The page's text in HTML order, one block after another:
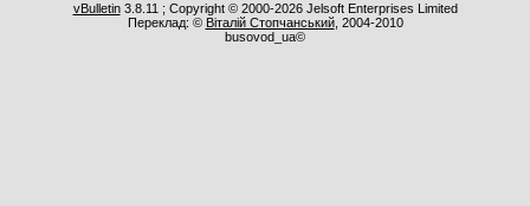
vBulletin3.8.11 ; Copyright © 2000-2026 Jelsoft Enterprises Limited
Переклад: © Віталій Стопчанський, 2004-2010
busovod_ua©